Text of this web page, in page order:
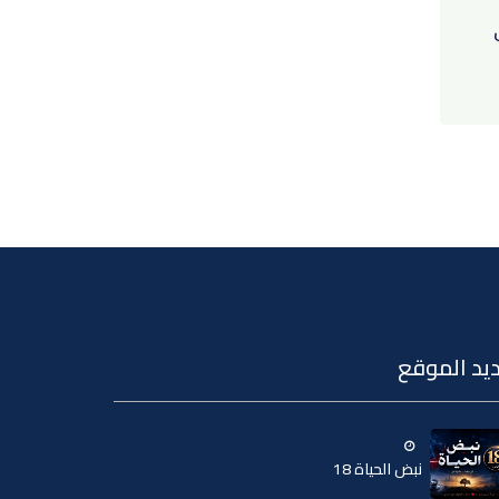
الموقع
نبض الحياة 18